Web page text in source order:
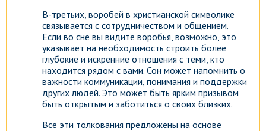
В-третьих, воробей в христианской символике
связывается с сотрудничеством и общением.
Если во сне вы видите воробья, возможно, это
указывает на необходимость строить более
глубокие и искренние отношения с теми, кто
находится рядом с вами. Сон может напомнить о
важности коммуникации, понимания и поддержки
других людей. Это может быть ярким призывом
быть открытым и заботиться о своих близких.
Все эти толкования предложены на основе